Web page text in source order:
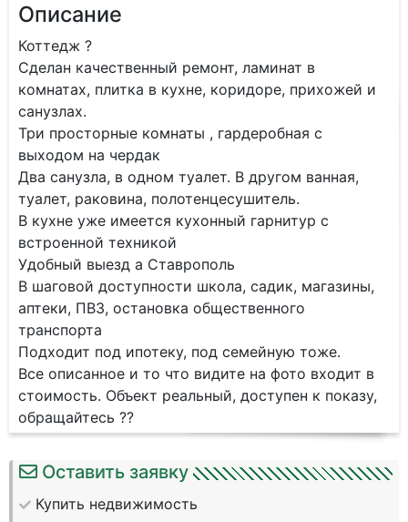
Оставить заявку
Купить недвижимость
Описание
Коттедж ?
Сделан качественный ремонт, ламинат в
комнатах, плитка в кухне, коридоре, прихожей и
санузлах.
Три просторные комнаты , гардеробная с
выходом на чердак
Два санузла, в одном туалет. В другом ванная,
туалет, раковина, полотенцесушитель.
В кухне уже имеется кухонный гарнитур с
встроенной техникой
Удобный выезд а Ставрополь
В шаговой доступности школа, садик, магазины,
аптеки, ПВЗ, остановка общественного
транспорта
Подходит под ипотеку, под семейную тоже.
Все описанное и то что видите на фото входит в
стоимость. Объект реальный, доступен к показу,
обращайтесь ??